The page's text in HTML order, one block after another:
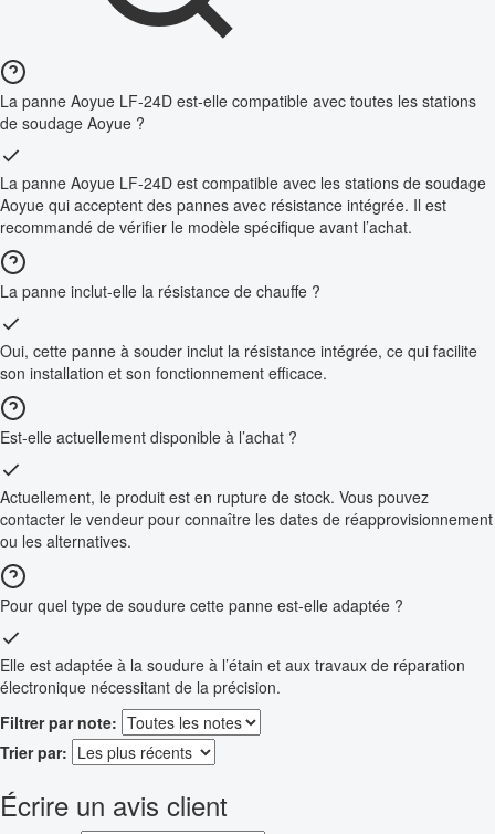
La panne Aoyue LF-24D est-elle compatible avec toutes les stations
de soudage Aoyue ?
La panne Aoyue LF-24D est compatible avec les stations de soudage
Aoyue qui acceptent des pannes avec résistance intégrée. Il est
recommandé de vérifier le modèle spécifique avant l’achat.
La panne inclut-elle la résistance de chauffe ?
Oui, cette panne à souder inclut la résistance intégrée, ce qui facilite
son installation et son fonctionnement efficace.
Est-elle actuellement disponible à l’achat ?
Actuellement, le produit est en rupture de stock. Vous pouvez
contacter le vendeur pour connaître les dates de réapprovisionnement
ou les alternatives.
Pour quel type de soudure cette panne est-elle adaptée ?
Elle est adaptée à la soudure à l’étain et aux travaux de réparation
électronique nécessitant de la précision.
Filtrer par note:
Trier par:
Écrire un avis client